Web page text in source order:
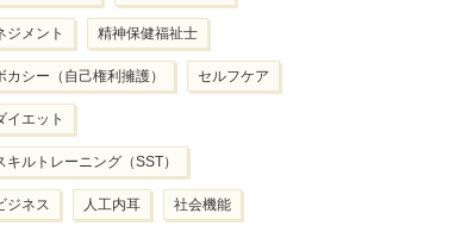
ジメント 精神保健福祉士
シー（自己権利擁護） セルフケア
イエット
キルトレーニング（SST）
ジネス 人工内耳 社会機能